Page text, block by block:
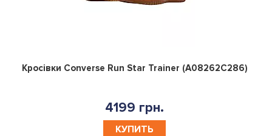
0
Кросівки Converse Run Star Trainer (A08262C286)
4199 грн.
КУПИТЬ